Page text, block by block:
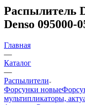
Распылитель
Denso 095000-
Главная
—
Каталог
—
Распылители
Форсунки новые
мультипликаторы,